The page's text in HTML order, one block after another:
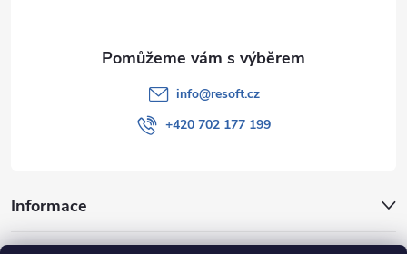
info@resoft.cz
+420 702 177 199
Informace